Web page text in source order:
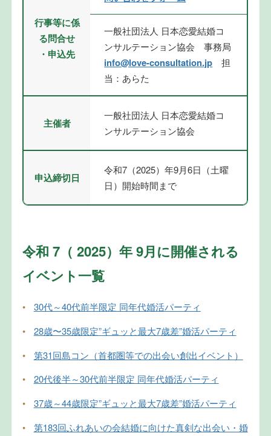
行事等に係
る問合せ
・申込先
一般社団法人 日本恋愛結婚コ
ンサルテーション協会 事務局
info@love-consultation.jp 担
当：あらた
主催者
一般社団法人 日本恋愛結婚コ
ンサルテーション協会
申込締切日
令和7（2025）年9月6日（土曜
日）開始時間まで
令和 7（ 2025）年 9月に開催される
イベント一覧
•
30代～40代前半限定 同年代婚活パーティ
•
28歳〜35歳限定”ギュッと最大7歳差”婚活パーティ
•
第31回島コン（首都圏等での出会い創出イベント）
•
20代後半～30代前半限定 同年代婚活パーティ
•
37歳～44歳限定”ギュッと最大7歳差”婚活パーティ
•
第183回ふれあいの会結婚に向けた真剣な出会い・婚